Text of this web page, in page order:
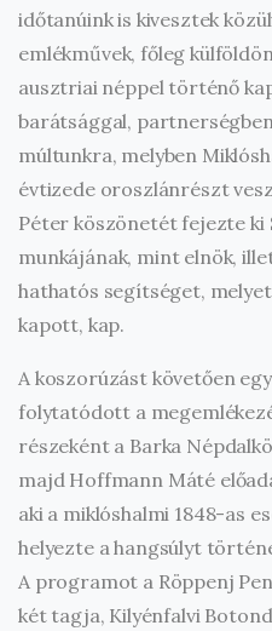
időtanúink is kivesztek
emlékművek, főleg
ausztriai néppel történő
barátsággal,
múltunkra, melyben
évtizede oroszlánrészt
Péter köszönetét fejezte ki
munkájának, mint elnök,
hathatós segítséget,
kapott, kap.
A koszorúzást követően
folytatódott a
részeként a Barka
majd Hoffmann Máté
aki a miklóshalmi 1848-as
helyezte a hangsúlyt
A programot a Röppenj
két tagja, Kilyénfalvi